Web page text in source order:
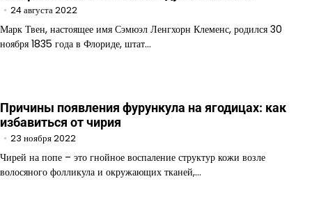
24 августа 2022
Марк Твен, настоящее имя Сэмюэл Ленгхорн Клеменс, родился 30
ноября 1835 года в Флориде, штат…
Причины появления фурункула на ягодицах: как
избавиться от чирия
23 ноября 2022
Чирей на попе – это гнойное воспаление структур кожи возле
волосяного фолликула и окружающих тканей,…